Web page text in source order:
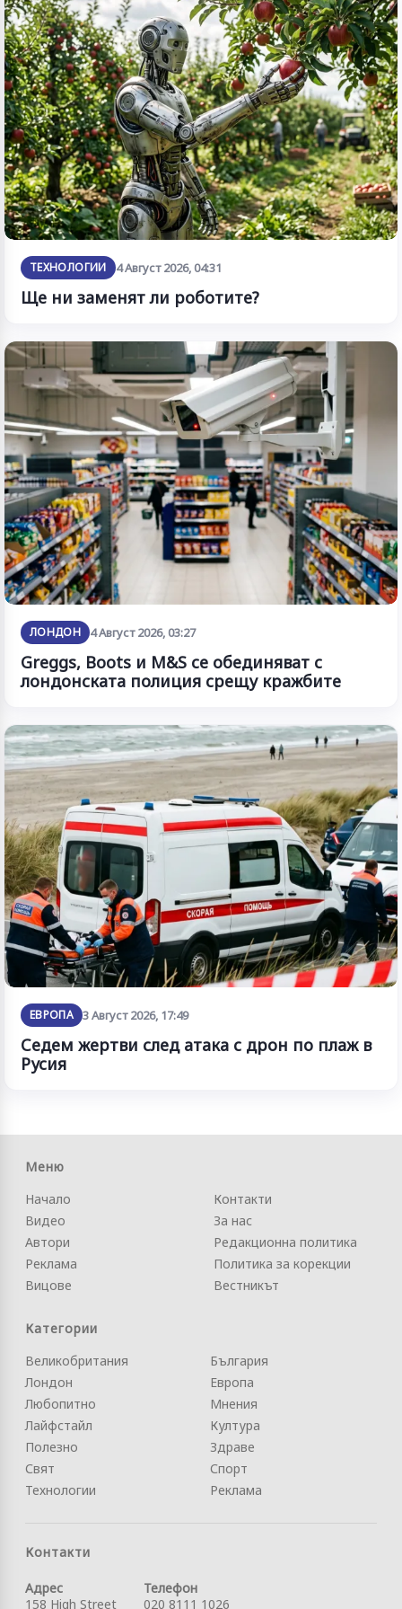
ТЕХНОЛОГИИ 4 Август 2026, 04:31
Ще ни заменят ли роботите?
ЛОНДОН 4 Август 2026, 03:27
Greggs, Boots и M&S се обединяват с
лондонската полиция срещу кражбите
ЕВРОПА 3 Август 2026, 17:49
Седем жертви след атака с дрон по плаж в
Русия
Меню
Начало
Видео
Автори
Реклама
Вицове
Контакти
За нас
Редакционна политика
Политика за корекции
Вестникът
Категории
Великобритания
Лондон
Любопитно
Лайфстайл
Полезно
Свят
Технологии
България
Европа
Мнения
Култура
Здраве
Спорт
Реклама
Контакти
Адрес
158 High Street
Телефон
020 8111 1026